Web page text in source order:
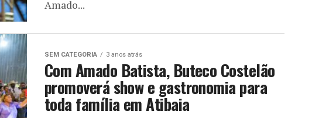
Amado...
SEM CATEGORIA 3 anos atrás
Com Amado Batista, Buteco Costelão
promoverá show e gastronomia para
toda família em Atibaia